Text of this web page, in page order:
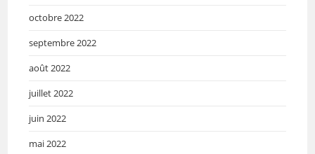
octobre 2022
septembre 2022
août 2022
juillet 2022
juin 2022
mai 2022